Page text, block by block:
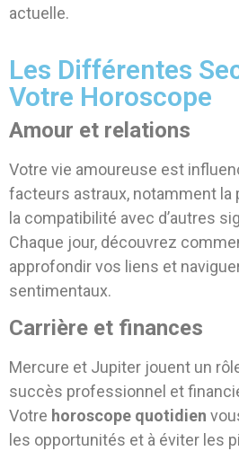
actuelle.
Les Différentes
Votre Horoscope
Amour et relations
Votre vie amoureuse est
facteurs astraux, notamment la
la compatibilité avec d’autres
Chaque jour, découvrez
approfondir vos liens et
sentimentaux.
Carrière et finances
Mercure et Jupiter jouent un
succès professionnel et
Votre horoscope quotidien
les opportunités et à éviter les